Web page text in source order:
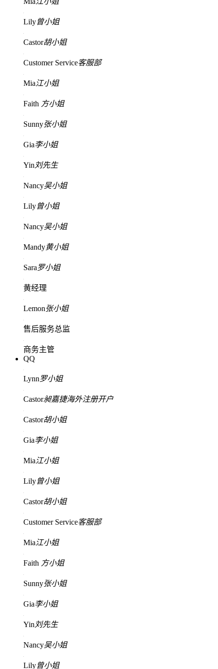
Lily曾小姐
Castor胡小姐
Customer Service客服部
Mia江小姐
Faith 方小姐
Sunny张小姐
Gia李小姐
Yin 刘先生
Nancy吴小姐
Lily曾小姐
Nancy吴小姐
Mandy黄小姐
Sara罗小姐
黄经理
Lemon张小姐
售后服务总监
商务主管
QQ
Lynn罗小姐
Castor昶嘉捷海外注册开户
Castor胡小姐
Gia李小姐
Mia江小姐
Lily曾小姐
Castor胡小姐
Customer Service客服部
Mia江小姐
Faith 方小姐
Sunny张小姐
Gia李小姐
Yin 刘先生
Nancy吴小姐
Lily曾小姐